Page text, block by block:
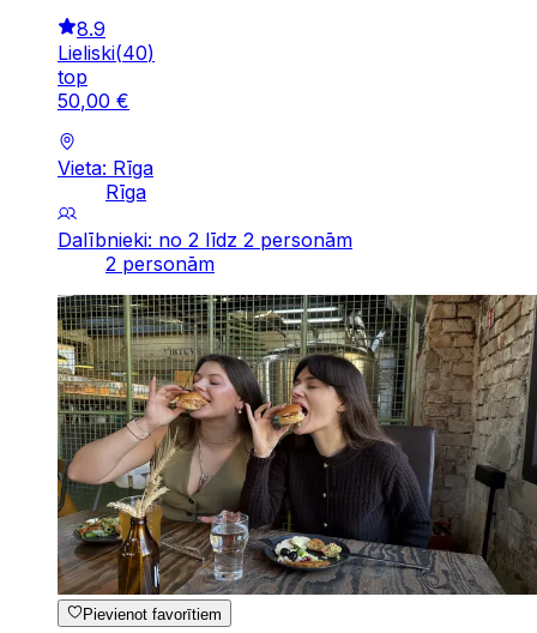
8.9
Lieliski(40)
top
50,00 €
Vieta: Rīga
Rīga
Dalībnieki: no 2 līdz 2 personām
2 personām
Pievienot favorītiem